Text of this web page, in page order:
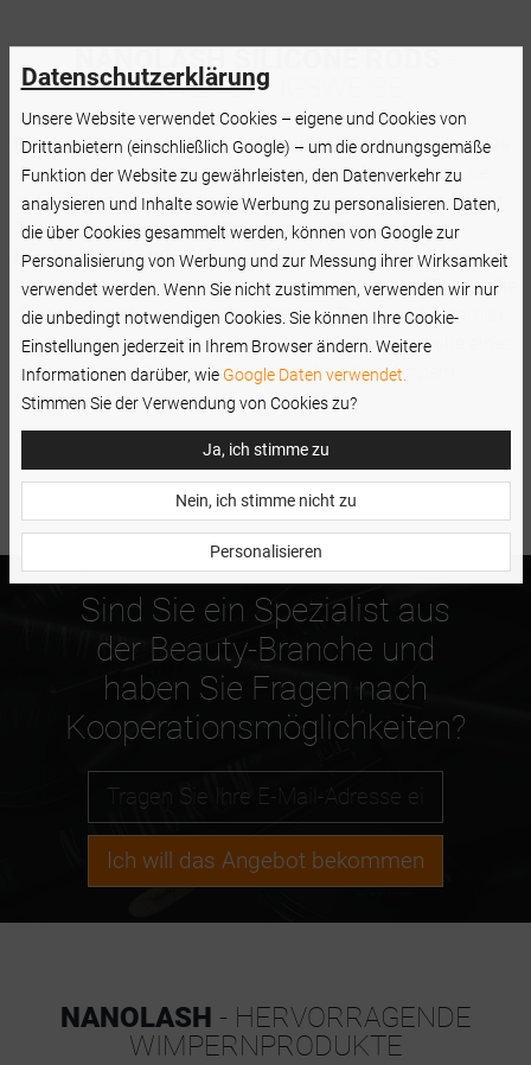
NANOLASH SILICONE RODS
ANWENDUNGSWEISE
Passen Sie die Größe der Rolle an Ihr Auge an. Denken Sie
daran, dass sie frei zugeschnitten werden kann, damit sie
gut auf dem Augenlid liegt und kein Unbehagen verursacht.
Tragen Sie ein bisschenKleber zum Lifting und zur
Lamination der Wimpernauf die Unterseite der Silikonrollen
auf, um sie gut an den Augenlidern zu befestigen. Tragen Sie
denselben Kleber auf die Oberseite der Rollen und kämmen
Sie Ihre Wimpern darauf, indem Sie sie präzise mithilfe eines
Kamms zum Lifting und zur Lamination der Wimpern
trennen.
Sind Sie ein Spezialist aus
der Beauty-Branche und
haben Sie Fragen nach
Kooperationsmöglichkeiten?
Ich will das Angebot bekommen
NANOLASH - HERVORRAGENDE
WIMPERNPRODUKTE
Datenschutzerklärung
Unsere Website verwendet Cookies – eigene und Cookies von
Drittanbietern (einschließlich Google) – um die ordnungsgemäße
Funktion der Website zu gewährleisten, den Datenverkehr zu
analysieren und Inhalte sowie Werbung zu personalisieren. Daten,
die über Cookies gesammelt werden, können von Google zur
Personalisierung von Werbung und zur Messung ihrer Wirksamkeit
verwendet werden. Wenn Sie nicht zustimmen, verwenden wir nur
die unbedingt notwendigen Cookies. Sie können Ihre Cookie-
Einstellungen jederzeit in Ihrem Browser ändern. Weitere
Informationen darüber, wie Google Daten verwendet.
Stimmen Sie der Verwendung von Cookies zu?
Ja, ich stimme zu
Nein, ich stimme nicht zu
Personalisieren